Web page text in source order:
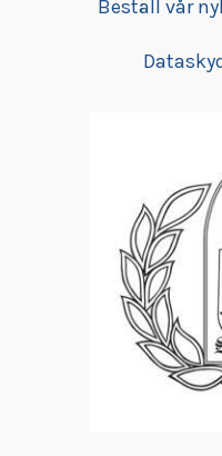
Beställ vår